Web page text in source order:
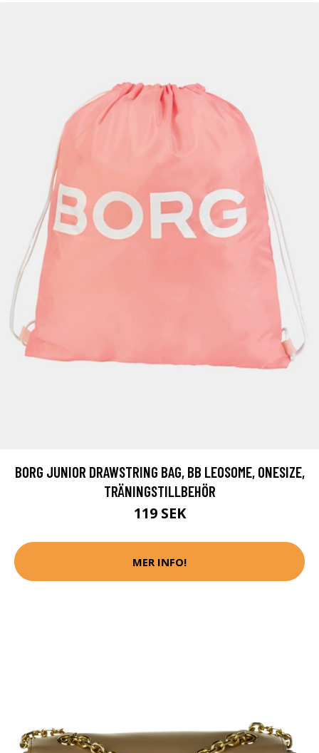
BORG JUNIOR DRAWSTRING BAG, BB LEOSOME, ONESIZE,
TRÄNINGSTILLBEHÖR
119 SEK
MER INFO!